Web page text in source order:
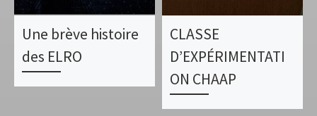
Une brève histoire
des ELRO
CLASSE
D’EXPÉRIMENTATI
ON CHAAP